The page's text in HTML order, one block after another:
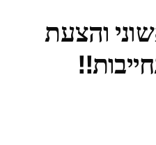
ולהישאר מעודכן על
תלת מימדית חיוניים
יקרי ערך לשיתוף פעולה,
האדם.
והצעת